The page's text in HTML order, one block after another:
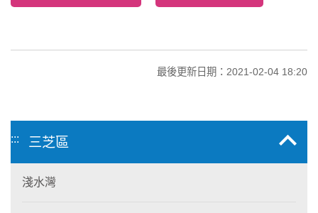
最後更新日期：2021-02-04 18:20
::: 三芝區
淺水灣